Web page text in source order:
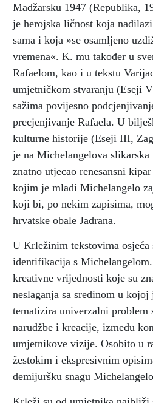
Madžarsku 1947 (Republika,
je herojska ličnost koja
sama i koja »se osamljeno
vremena«. K. mu također u
Rafaelom, kao i u tekstu
umjetničkom stvaranju (Eseji
sažima povijesno
precjenjivanje Rafaela. U
kulturne historije (Eseji III,
je na Michelangelova slikarska
znatno utjecao renesansni
kojim je mladi Michelangelo
koji bi, po nekim zapisima,
hrvatske obale Jadrana.
U Krležinim tekstovima osjeća
identifikacija s
kreativne vrijednosti koje su
neslaganja sa sredinom u kojoj
tematizira univerzalni problem
narudžbe i kreacije, između
umjetnikove vizije. Osobito u
žestokim i ekspresivnim
demijuršku snagu